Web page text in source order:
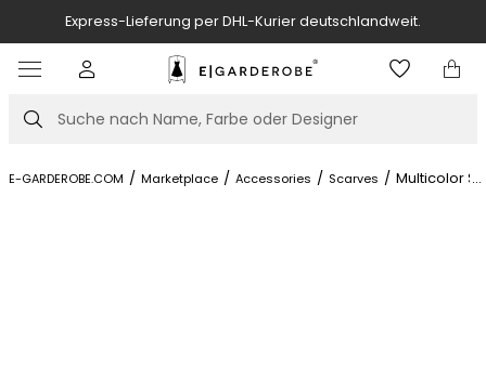
Express-Lieferung per DHL-Kurier deutschlandweit.
Suche
E-GARDEROBE.COM / Marketplace / Accessories / Scarves / Multicolor ...